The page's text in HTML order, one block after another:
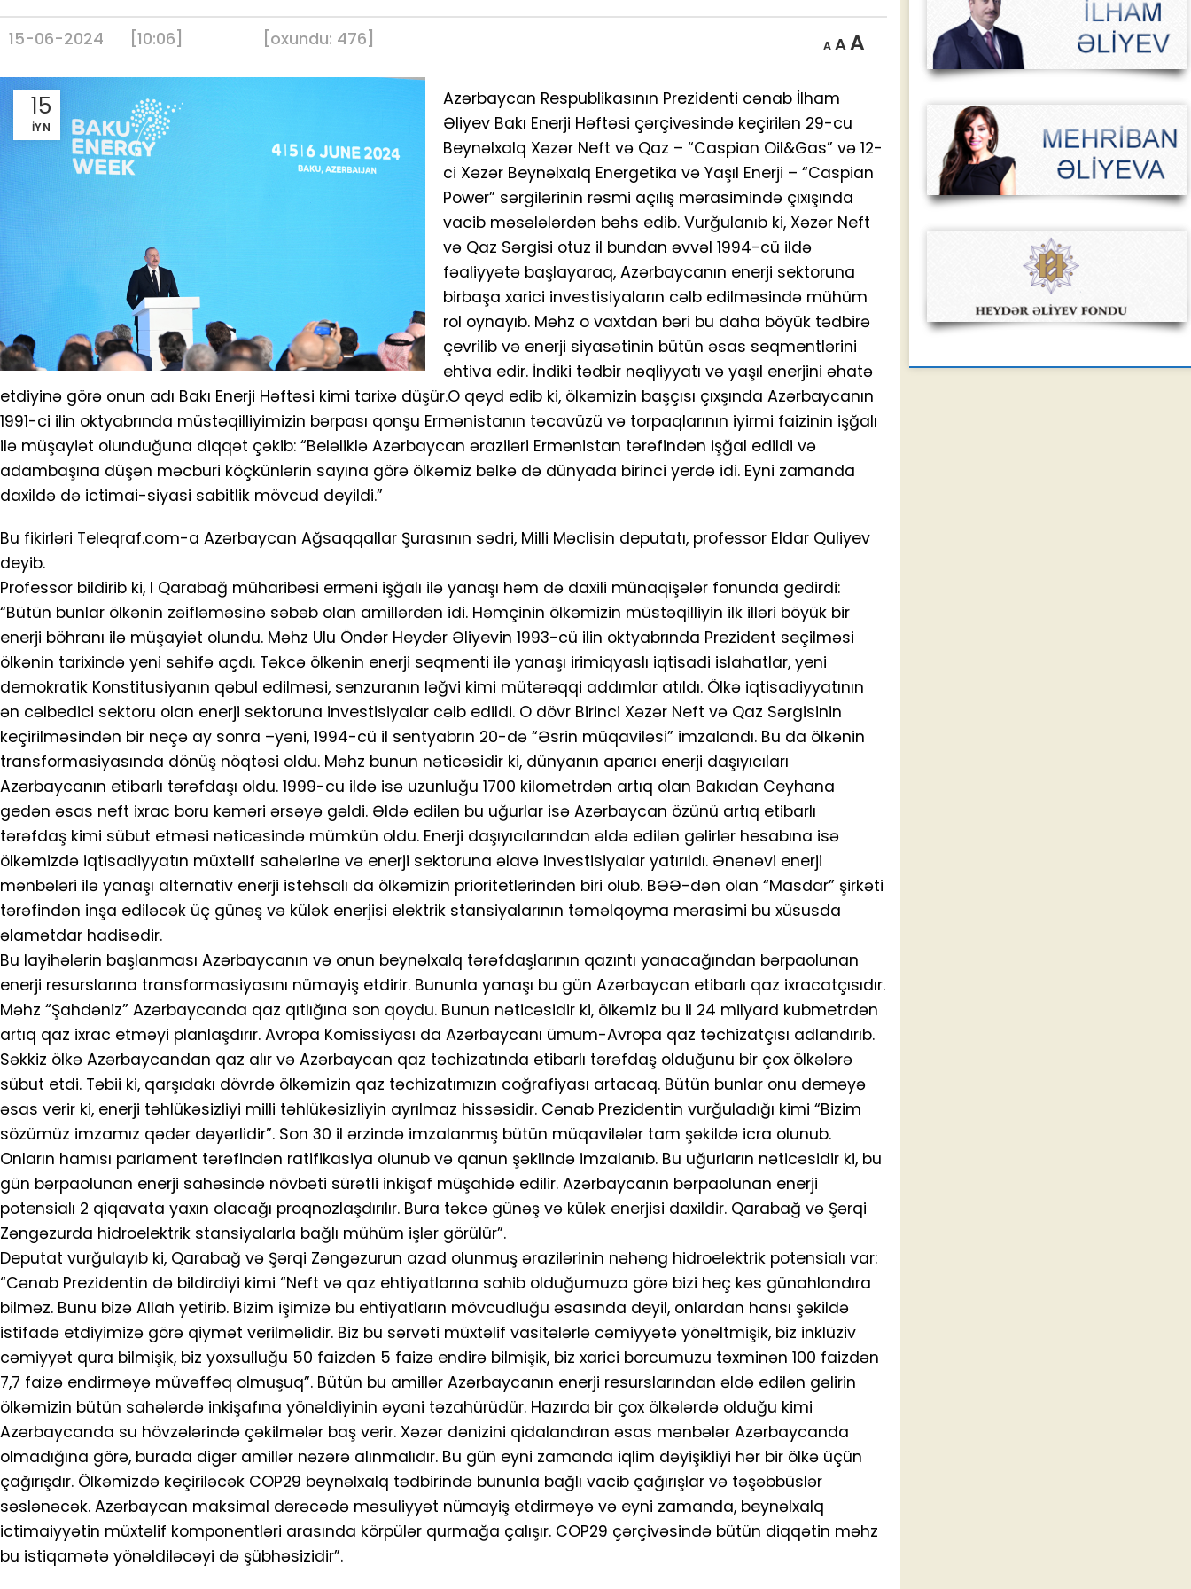
15-06-2024 [10:06] [oxundu: 476] A
Decrease
font
A Reset
AIncrease
15
İYN
Azərbaycan Respublikasının Prezidenti cənab İlham
Əliyev Bakı Enerji Həftəsi çərçivəsində keçirilən 29-cu
Beynəlxalq Xəzər Neft və Qaz – “Caspian Oil&Gas” və 12-
ci Xəzər Beynəlxalq Energetika və Yaşıl Enerji – “Caspian
Power” sərgilərinin rəsmi açılış mərasimində çıxışında
vacib məsələlərdən bəhs edib. Vurğulanıb ki, Xəzər Neft
və Qaz Sərgisi otuz il bundan əvvəl 1994-cü ildə
fəaliyyətə başlayaraq, Azərbaycanın enerji sektoruna
birbaşa xarici investisiyaların cəlb edilməsində mühüm
rol oynayıb. Məhz o vaxtdan bəri bu daha böyük tədbirə
çevrilib və enerji siyasətinin bütün əsas seqmentlərini
ehtiva edir. İndiki tədbir nəqliyyatı və yaşıl enerjini əhatə
etdiyinə görə onun adı Bakı Enerji Həftəsi kimi tarixə düşür.O qeyd edib ki, ölkəmizin başçısı çıxşında Azərbaycanın
1991-ci ilin oktyabrında müstəqilliyimizin bərpası qonşu Ermənistanın təcavüzü və torpaqlarının iyirmi faizinin işğalı
ilə müşayiət olunduğuna diqqət çəkib: “Beləliklə Azərbaycan əraziləri Ermənistan tərəfindən işğal edildi və
adambaşına düşən məcburi köçkünlərin sayına görə ölkəmiz bəlkə də dünyada birinci yerdə idi. Eyni zamanda
daxildə də ictimai-siyasi sabitlik mövcud deyildi.”
Bu fikirləri Teleqraf.com-a Azərbaycan Ağsaqqallar Şurasının sədri, Milli Məclisin deputatı, professor Eldar Quliyev
deyib.
Professor bildirib ki, I Qarabağ müharibəsi erməni işğalı ilə yanaşı həm də daxili münaqişələr fonunda gedirdi:
“Bütün bunlar ölkənin zəifləməsinə səbəb olan amillərdən idi. Həmçinin ölkəmizin müstəqilliyin ilk illəri böyük bir
enerji böhranı ilə müşayiət olundu. Məhz Ulu Öndər Heydər Əliyevin 1993-cü ilin oktyabrında Prezident seçilməsi
ölkənin tarixində yeni səhifə açdı. Təkcə ölkənin enerji seqmenti ilə yanaşı irimiqyaslı iqtisadi islahatlar, yeni
demokratik Konstitusiyanın qəbul edilməsi, senzuranın ləğvi kimi mütərəqqi addımlar atıldı. Ölkə iqtisadiyyatının
ən cəlbedici sektoru olan enerji sektoruna investisiyalar cəlb edildi. O dövr Birinci Xəzər Neft və Qaz Sərgisinin
keçirilməsindən bir neçə ay sonra –yəni, 1994-cü il sentyabrın 20-də “Əsrin müqaviləsi” imzalandı. Bu da ölkənin
transformasiyasında dönüş nöqtəsi oldu. Məhz bunun nəticəsidir ki, dünyanın aparıcı enerji daşıyıcıları
Azərbaycanın etibarlı tərəfdaşı oldu. 1999-cu ildə isə uzunluğu 1700 kilometrdən artıq olan Bakıdan Ceyhana
gedən əsas neft ixrac boru kəməri ərsəyə gəldi. Əldə edilən bu uğurlar isə Azərbaycan özünü artıq etibarlı
tərəfdaş kimi sübut etməsi nəticəsində mümkün oldu. Enerji daşıyıcılarından əldə edilən gəlirlər hesabına isə
ölkəmizdə iqtisadiyyatın müxtəlif sahələrinə və enerji sektoruna əlavə investisiyalar yatırıldı. Ənənəvi enerji
mənbələri ilə yanaşı alternativ enerji istehsalı da ölkəmizin prioritetlərindən biri olub. BƏƏ-dən olan “Masdar” şirkəti
tərəfindən inşa ediləcək üç günəş və külək enerjisi elektrik stansiyalarının təməlqoyma mərasimi bu xüsusda
əlamətdar hadisədir.
Bu layihələrin başlanması Azərbaycanın və onun beynəlxalq tərəfdaşlarının qazıntı yanacağından bərpaolunan
enerji resurslarına transformasiyasını nümayiş etdirir. Bununla yanaşı bu gün Azərbaycan etibarlı qaz ixracatçısıdır.
Məhz “Şahdəniz” Azərbaycanda qaz qıtlığına son qoydu. Bunun nəticəsidir ki, ölkəmiz bu il 24 milyard kubmetrdən
artıq qaz ixrac etməyi planlaşdırır. Avropa Komissiyası da Azərbaycanı ümum-Avropa qaz təchizatçısı adlandırıb.
Səkkiz ölkə Azərbaycandan qaz alır və Azərbaycan qaz təchizatında etibarlı tərəfdaş olduğunu bir çox ölkələrə
sübut etdi. Təbii ki, qarşıdakı dövrdə ölkəmizin qaz təchizatımızın coğrafiyası artacaq. Bütün bunlar onu deməyə
əsas verir ki, enerji təhlükəsizliyi milli təhlükəsizliyin ayrılmaz hissəsidir. Cənab Prezidentin vurğuladığı kimi “Bizim
sözümüz imzamız qədər dəyərlidir”. Son 30 il ərzində imzalanmış bütün müqavilələr tam şəkildə icra olunub.
Onların hamısı parlament tərəfindən ratifikasiya olunub və qanun şəklində imzalanıb. Bu uğurların nəticəsidir ki, bu
gün bərpaolunan enerji sahəsində növbəti sürətli inkişaf müşahidə edilir. Azərbaycanın bərpaolunan enerji
potensialı 2 qiqavata yaxın olacağı proqnozlaşdırılır. Bura təkcə günəş və külək enerjisi daxildir. Qarabağ və Şərqi
Zəngəzurda hidroelektrik stansiyalarla bağlı mühüm işlər görülür”.
Deputat vurğulayıb ki, Qarabağ və Şərqi Zəngəzurun azad olunmuş ərazilərinin nəhəng hidroelektrik potensialı var:
“Cənab Prezidentin də bildirdiyi kimi “Neft və qaz ehtiyatlarına sahib olduğumuza görə bizi heç kəs günahlandıra
bilməz. Bunu bizə Allah yetirib. Bizim işimizə bu ehtiyatların mövcudluğu əsasında deyil, onlardan hansı şəkildə
istifadə etdiyimizə görə qiymət verilməlidir. Biz bu sərvəti müxtəlif vasitələrlə cəmiyyətə yönəltmişik, biz inklüziv
cəmiyyət qura bilmişik, biz yoxsulluğu 50 faizdən 5 faizə endirə bilmişik, biz xarici borcumuzu təxminən 100 faizdən
7,7 faizə endirməyə müvəffəq olmuşuq”. Bütün bu amillər Azərbaycanın enerji resurslarından əldə edilən gəlirin
ölkəmizin bütün sahələrdə inkişafına yönəldiyinin əyani təzahürüdür. Hazırda bir çox ölkələrdə olduğu kimi
Azərbaycanda su hövzələrində çəkilmələr baş verir. Xəzər dənizini qidalandıran əsas mənbələr Azərbaycanda
olmadığına görə, burada digər amillər nəzərə alınmalıdır. Bu gün eyni zamanda iqlim dəyişikliyi hər bir ölkə üçün
çağırışdır. Ölkəmizdə keçiriləcək COP29 beynəlxalq tədbirində bununla bağlı vacib çağırışlar və təşəbbüslər
səslənəcək. Azərbaycan maksimal dərəcədə məsuliyyət nümayiş etdirməyə və eyni zamanda, beynəlxalq
ictimaiyyətin müxtəlif komponentləri arasında körpülər qurmağa çalışır. COP29 çərçivəsində bütün diqqətin məhz
bu istiqamətə yönəldiləcəyi də şübhəsizidir”.